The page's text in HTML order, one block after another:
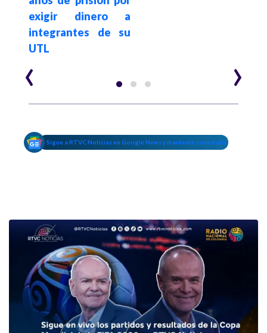
exigir dinero a
integrantes de su
UTL
‹ ›
Sigue a RTVC Noticias en Google News y mantente conectado